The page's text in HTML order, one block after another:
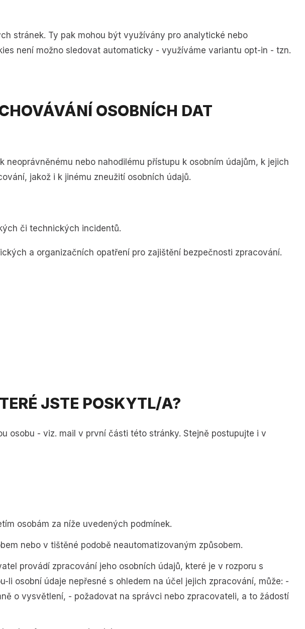
stránek. Ty pak mohou být využívány pro analytické nebo
není možno sledovat automaticky - využíváme variantu opt-in - tzn.
OSOBNÍCH DAT
nebo nahodilému přístupu k osobním údajům, k jejich
jakož i k jinému zneužití osobních údajů.
či technických incidentů.
a organizačních opatření pro zajištění bezpečnosti zpracování.
JSTE POSKYTL/A?
osobu - viz. mail v první části této stránky. Stejně postupujte i v
osobám za níže uvedených podmínek.
nebo v tištěné podobě neautomatizovaným způsobem.
provádí zpracování jeho osobních údajů, které je v rozporu s
li osobní údaje nepřesné s ohledem na účel jejich zpracování, může: -
o vysvětlení, - požadovat na správci nebo zpracovateli, a to žádostí